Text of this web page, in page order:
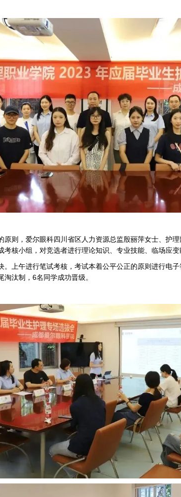
则，爱尔眼科四川省区人力资源总监殷丽萍女士、护
核小组，对竞选者进行理论知识、专业技能、临场应变
上午进行笔试考核，考试本着公平公正的原则进行电
汰制，6名同学成功晋级。